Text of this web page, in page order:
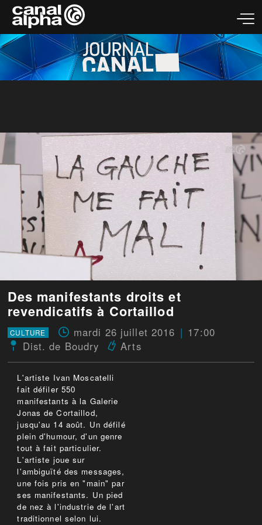
Des manifestants droits et
revendicatifs à Cortaillod
CULTURE mardi 26 juillet 2016
17:00
Dist. de Boudry
Arts
L'artiste Ivan Moscatelli
fait défiler 550
manifestants à la Galerie
Jonas de Cortaillod,
jusqu'au 14 août. Un défilé
plein d'humour, d'un genre
tout à fait particulier.
L'artiste joue sur
l'ambiguïté des messages,
une fois pris en "main" par
ses manifestants. Un pied
de nez à l'industrie de l'art
traditionnel selon lui.